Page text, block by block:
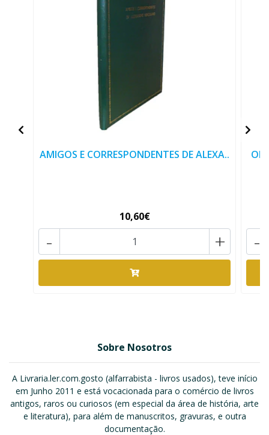
AMIGOS E CORRESPONDENTES DE ALEXA..
10,60€
+
- -
Sobre Nosotros
A Livraria.ler.com.gosto (alfarrabista - livros usados), teve início
em Junho 2011 e está vocacionada para o comércio de livros
antigos, raros ou curiosos (em especial da área de história, arte
e literatura), para além de manuscritos, gravuras, e outra
documentação.